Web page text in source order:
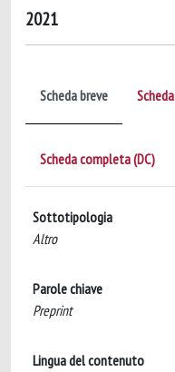
2021
Scheda breve
Scheda completa (DC)
Sottotipologia
Altro
Parole chiave
Preprint
Lingua del contenuto